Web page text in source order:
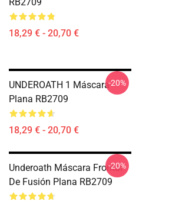
18,29 € - 20,70 €
UNDEROATH 1 Máscara
Plana RB2709
18,29 € - 20,70 €
-20%
Underoath Máscara Frontal
De Fusión Plana RB2709
-20%